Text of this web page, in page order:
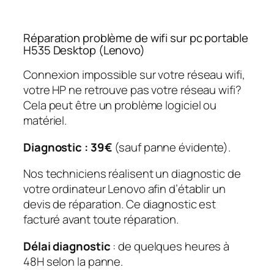
Réparation problème de wifi sur pc portable
H535 Desktop (Lenovo)
Connexion impossible sur votre réseau wifi,
votre HP ne retrouve pas votre réseau wifi?
Cela peut être un problème logiciel ou
matériel.
Diagnostic : 39€ (sauf panne évidente).
Nos techniciens réalisent un diagnostic de
votre ordinateur Lenovo afin d’établir un
devis de réparation. Ce diagnostic est
facturé avant toute réparation.
Délai diagnostic : de quelques heures à
48H selon la panne.